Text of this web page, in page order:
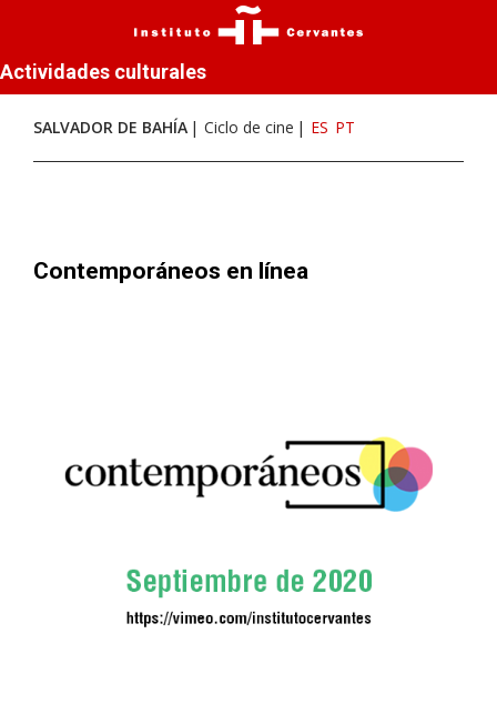
Actividades culturales
SALVADOR DE BAHÍA Ciclo de cine ES PT
Contemporáneos en línea